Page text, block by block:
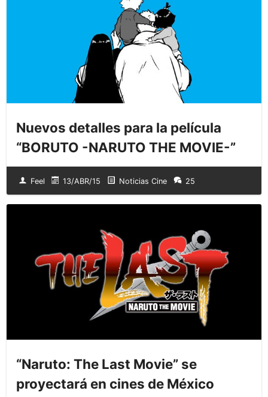
Nuevos detalles para la película
“BORUTO -NARUTO THE MOVIE-”
Feel 13/ABR/15 Noticias Cine 25
“Naruto: The Last Movie” se
proyectará en cines de México